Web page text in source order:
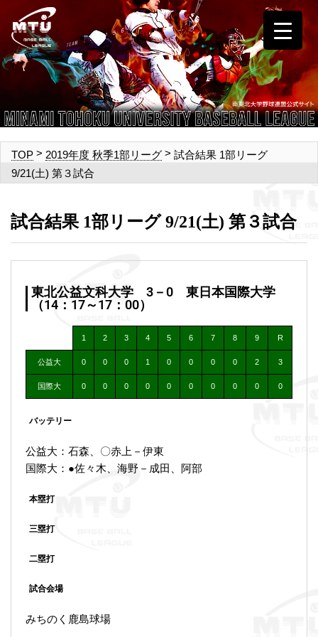
TOP > 2019年度 秋季1部リーグ > 試合結果 1部リーグ
9/21(土) 第３試合
試合結果 1部リーグ 9/21(土) 第３試合
東北公益文科大学 3－0 東日本国際大学
（14：17～17：00）
1 2 3 4 5 6 7 8 9 R
公益大 0 0 0 1 0 0 0 0 2 3
国際大 0 0 0 0 0 0 0 0 0 0
バッテリー
公益大：石森、〇赤上－伊東
国際大：●佐々木、海野－成田、阿部
本塁打
三塁打
二塁打
試合会場
みちのく鹿島球場